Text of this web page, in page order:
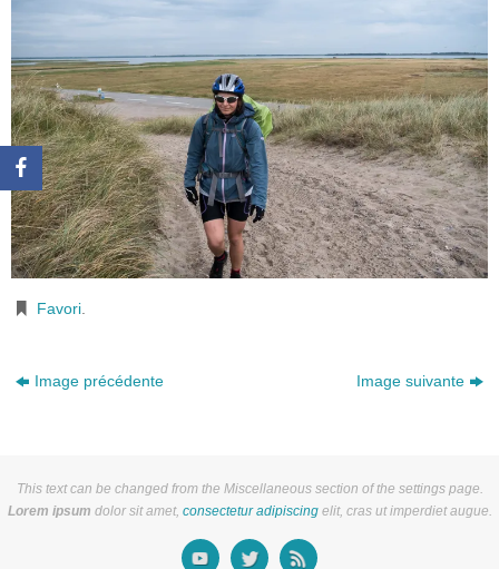
Favori
Image précédente Image suivante
This text can be changed from the Miscellaneous section of the settings page.
Lorem ipsum dolor sit amet, consectetur adipiscingelit, cras ut imperdiet augue.